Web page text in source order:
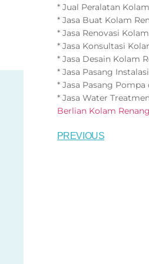
* Jual Peralatan
* Jasa Buat Kolam
* Jasa Renovasi
* Jasa Konsultasi
* Jasa Desain Kolam
* Jasa Pasang Instalasi
* Jasa Pasang
* Jasa Water
Berlian Kolam Renang
PREVIOUS